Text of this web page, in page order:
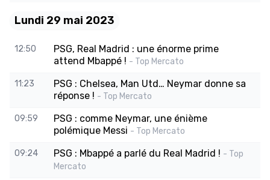
Lundi 29 mai 2023
12:50
PSG, Real Madrid : une énorme prime
attend Mbappé ! - Top Mercato
11:23
PSG : Chelsea, Man Utd… Neymar donne sa
réponse ! - Top Mercato
09:59
PSG : comme Neymar, une énième
polémique Messi - Top Mercato
09:24 PSG : Mbappé a parlé du Real Madrid ! - Top
Mercato